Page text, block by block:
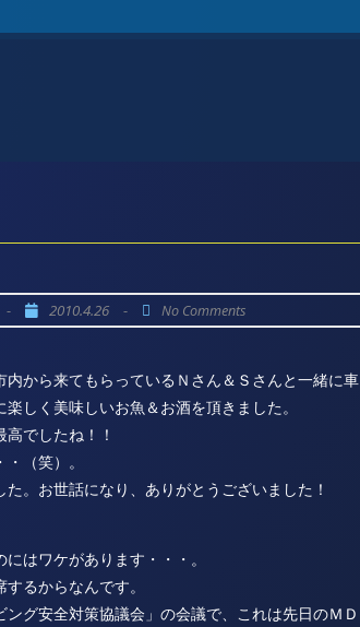
- 2010.4.26 - No Comments
から来てもらっているＮさん＆Ｓさんと一緒に車
しく美味しいお魚＆お酒を頂きました。
でしたね！！
（笑）。
。お世話になり、ありがとうございました！
はワケがあります・・・。
るからなんです。
グ安全対策協議会」の会議で、これは先日のＭＤ